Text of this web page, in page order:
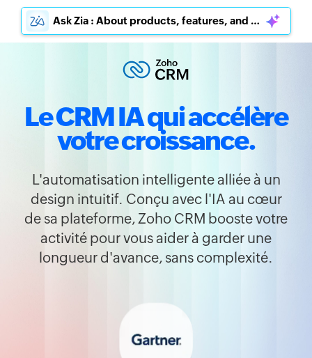
Ask Zia : About products, features, and pricing
Le CRM IA qui accélère
votre croissance.
L'automatisation intelligente alliée à un
design intuitif. Conçu avec l'IA au cœur
de sa plateforme, Zoho CRM booste votre
activité pour vous aider à garder une
longueur d'avance, sans complexité.